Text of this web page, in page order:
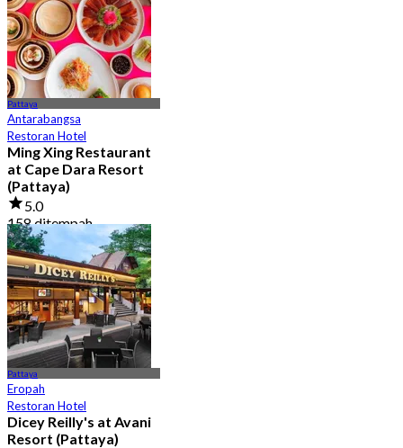
Pattaya
Antarabangsa
Restoran Hotel
Ming Xing Restaurant
at Cape Dara Resort
(Pattaya)
5.0
158 ditempah
Dari฿ 396.66
Pattaya
Eropah
Restoran Hotel
Dicey Reilly's at Avani
Resort (Pattaya)